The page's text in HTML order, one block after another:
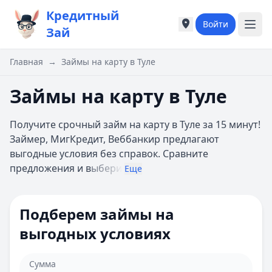
Кредитный
Зай
Города России
Екатеринбург
Казань
А
Астрахань
Б
Барнаул
Города России
Екатеринбург
Казань
А
Астрахань
Б
Барнаул
Войти
Главная → Займы на карту в Туле
Займы на карту в Туле
Получите срочный займ на карту в Туле за 15 минут!
Займер, МигКредит, Веббанкир предлагают
выгодные условия без справок. Сравните
предложения и выбери Еще
Подберем займы на
выгодных условиях
Сумма